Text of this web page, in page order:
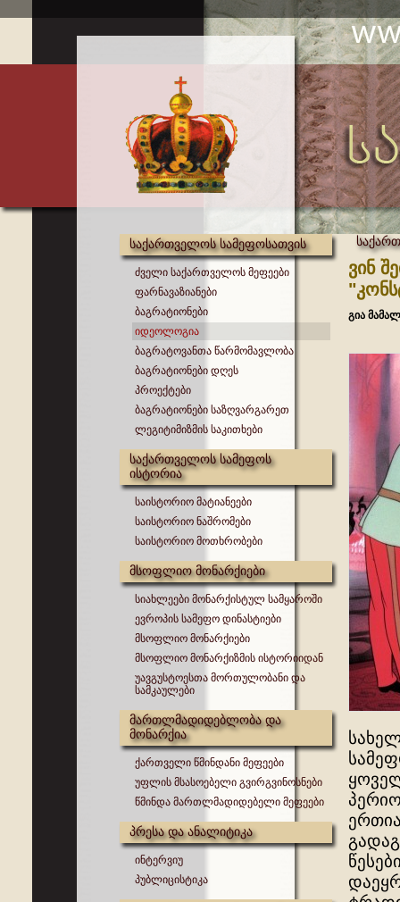
საქართველოს სამეფოსათვის
ძველი საქართველოს მეფეები
ფარნავაზიანები
ბაგრატიონები
იდეოლოგია
ბაგრატოვანთა წარმომავლობა
ბაგრატიონები დღეს
პროექტები
ბაგრატიონები საზღვარგარეთ
ლეგიტიმიზმის საკითხები
საქართველოს სამეფოს
ისტორია
საისტორიო მატიანეები
საისტორიო ნაშრომები
საისტორიო მოთხრობები
მსოფლიო მონარქიები
სიახლეები მონარქისტულ სამყაროში
ევროპის სამეფო დინასტიები
მსოფლიო მონარქიები
მსოფლიო მონარქიზმის ისტორიიდან
უავგუსტოესთა მორთულობანი და
სამკაულები
მართლმადიდებლობა და
მონარქია
ქართველი წმინდანი მეფეები
უფლის მსასოებელი გვირგვინოსნები
წმინდა მართლმადიდებელი მეფეები
პრესა და ანალიტიკა
ინტერვიუ
პუბლიცისტიკა
ვინ
გია